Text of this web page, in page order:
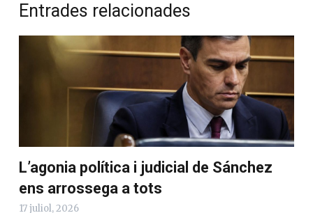
Entrades relacionades
L’agonia política i judicial de Sánchez
ens arrossega a tots
17 juliol, 2026